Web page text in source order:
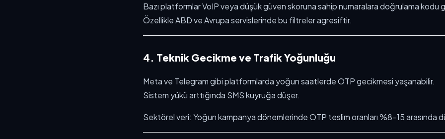
Bazı platformlar VoIP veya düşük güven skoruna sahip numaralara doğrulama kodu
Özellikle ABD ve Avrupa servislerinde bu filtreler agresiftir.
4. Teknik Gecikme ve Trafik Yoğunluğu
Meta ve Telegram gibi platformlarda yoğun saatlerde OTP gecikmesi yaşanabilir.
Sistem yükü arttığında SMS kuyruğa düşer.
Sektörel veri: Yoğun kampanya dönemlerinde OTP teslim oranları %8–15 arasında